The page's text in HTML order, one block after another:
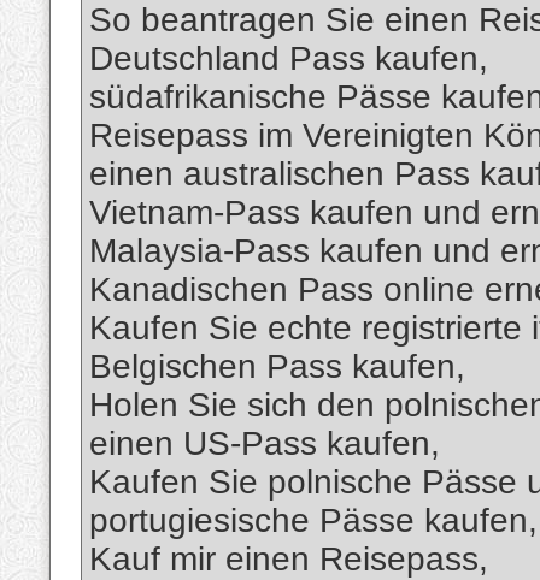
So beantragen Sie einen
Deutschland Pass kaufen,
südafrikanische Pässe
Reisepass im Vereinigten
einen australischen Pass
Vietnam-Pass kaufen und
Malaysia-Pass kaufen und
Kanadischen Pass online
Kaufen Sie echte registrierte
Belgischen Pass kaufen,
Holen Sie sich den
einen US-Pass kaufen,
Kaufen Sie polnische Pässe
portugiesische Pässe kaufen,
Kauf mir einen Reisepass,